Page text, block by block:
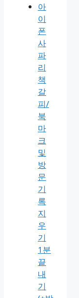
아
이
폰
사
파
리
책
갈
피/
북
마
크
및
방
문
기
록
지
우
기
1분
끝
내
기